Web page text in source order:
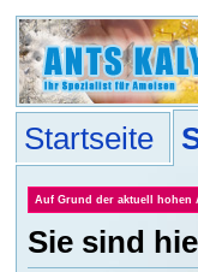
Startseite
Auf Grund der aktuell hohen
Sie sind